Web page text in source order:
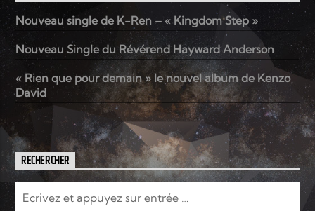
Nouveau single de K-Ren – « Kingdom Step »
Nouveau Single du Révérend Hayward Anderson
« Rien que pour demain » le nouvel album de Kenzo
David
RECHERCHER